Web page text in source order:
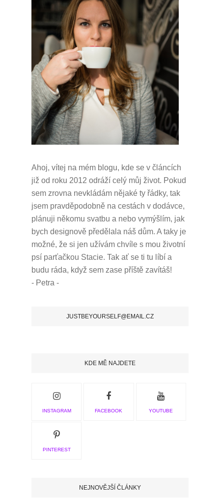
Ahoj, vítej na mém blogu, kde se v článcích
již od roku 2012 odráží celý můj život. Pokud
sem zrovna nevkládám nějaké ty řádky, tak
jsem pravděpodobně na cestách v dodávce,
plánuji někomu svatbu a nebo vymýšlím, jak
bych designově předělala náš dům. A taky je
možné, že si jen užívám chvíle s mou životní
psí parťačkou Stacie. Tak ať se ti tu líbí a
budu ráda, když sem zase příště zavítáš!
- Petra -
JUSTBEYOURSELF@EMAIL.CZ
KDE MĚ NAJDETE
INSTAGRAM FACEBOOK YOUTUBE
PINTEREST
NEJNOVĚJŠÍ ČLÁNKY